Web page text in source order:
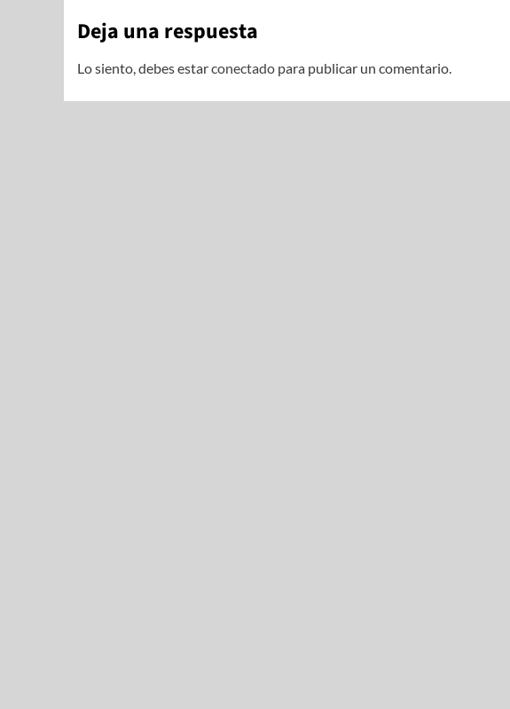
Deja una respuesta
Lo siento, debes estarconectado para publicar un comentario.